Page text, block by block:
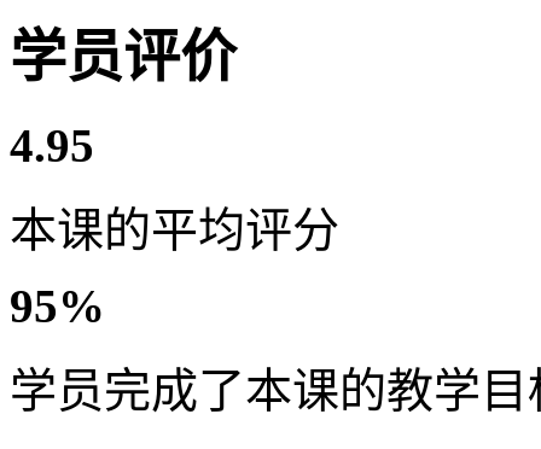
学员评价
4.95
本课的平均评分
95%
学员完成了本课的教学目